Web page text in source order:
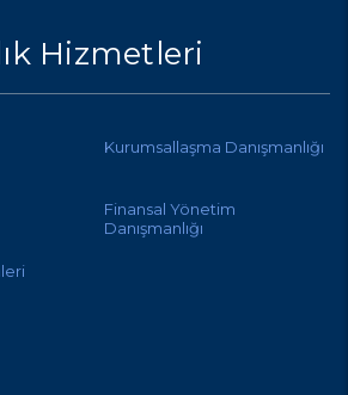
Hizmetleri
Kurumsallaşma Danışmanlığı
Finansal Yönetim
Danışmanlığı